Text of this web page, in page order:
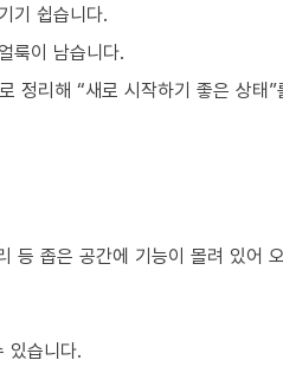
기 쉽습니다.
룩이 남습니다.
정리해 “새로 시작하기 좋은 상태
등 좁은 공간에 기능이 몰려 있어
있습니다.